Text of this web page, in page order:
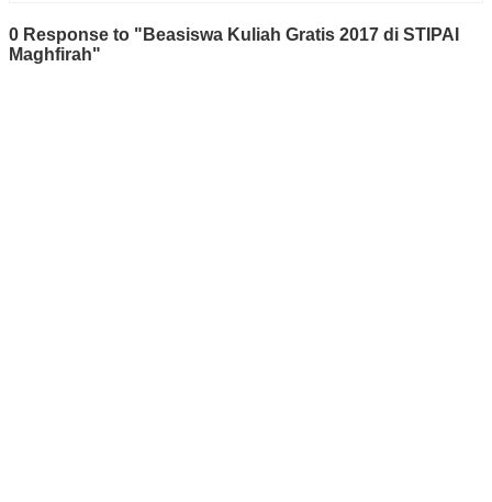
0 Response to "Beasiswa Kuliah Gratis 2017 di STIPAI
Maghfirah"